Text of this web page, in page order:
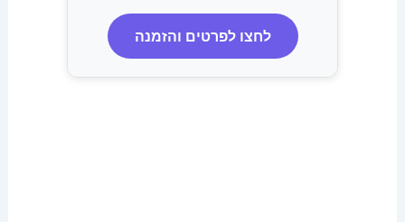
לחצו לפרטים והזמנה